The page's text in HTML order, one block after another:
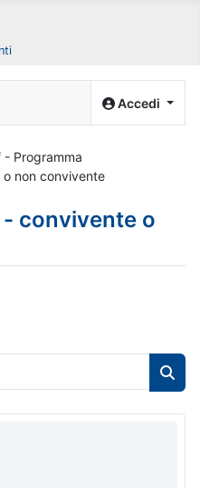
Accedi
- Programma
non convivente
convivente o